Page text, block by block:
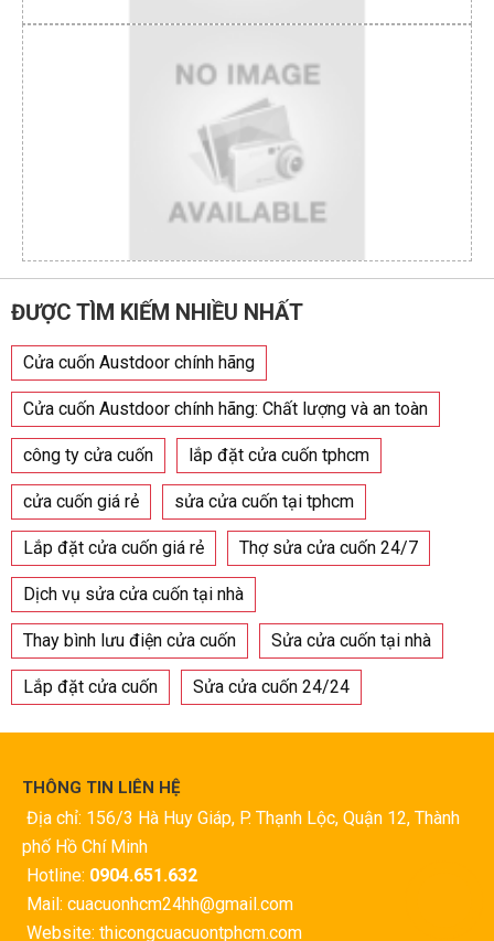
ĐƯỢC TÌM KIẾM NHIỀU NHẤT
Cửa cuốn Austdoor chính hãng
Cửa cuốn Austdoor chính hãng: Chất lượng và an toàn
công ty cửa cuốn lắp đặt cửa cuốn tphcm
cửa cuốn giá rẻ sửa cửa cuốn tại tphcm
Lắp đặt cửa cuốn giá rẻ Thợ sửa cửa cuốn 24/7
Dịch vụ sửa cửa cuốn tại nhà
Thay bình lưu điện cửa cuốn Sửa cửa cuốn tại nhà
Lắp đặt cửa cuốn Sửa cửa cuốn 24/24
THÔNG TIN LIÊN HỆ
Địa chỉ: 156/3 Hà Huy Giáp, P. Thạnh Lộc, Quận 12, Thành
phố Hồ Chí Minh
Hotline: 0904.651.632
Mail: cuacuonhcm24hh@gmail.com
Website: thicongcuacuontphcm.com